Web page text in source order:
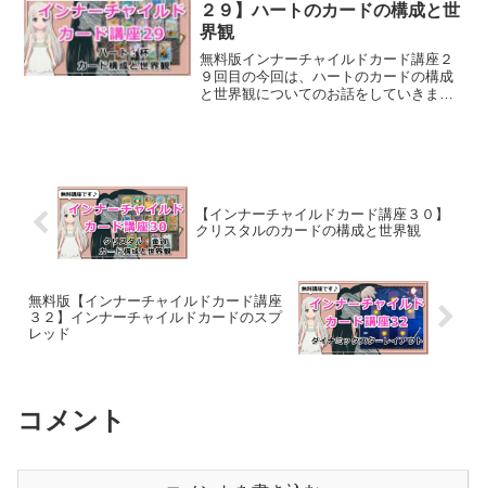
２９】ハートのカードの構成と世
界観
無料版インナーチャイルドカード講座２
９回目の今回は、ハートのカードの構成
と世界観についてのお話をしていきま
【インナーチャイルドカード講座３０】
クリスタルのカードの構成と世界観
無料版【インナーチャイルドカード講座
３２】インナーチャイルドカードのスプ
レッド
コメント